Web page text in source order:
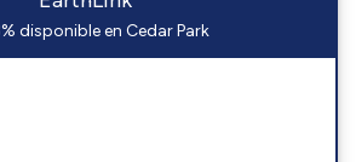
disponible en Cedar Park